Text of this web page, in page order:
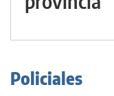
Policiales